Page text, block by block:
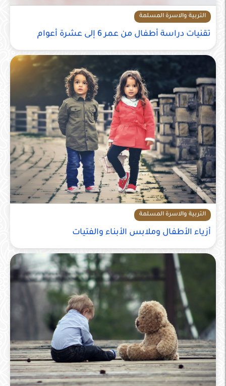
التربية والاسرة المسلمة
تقنيات دراسة أطفال من عمر 6 إلى عشرة أعوام
التربية والاسرة المسلمة
أزياء الأطفال وملابس الأبناء والفتيات